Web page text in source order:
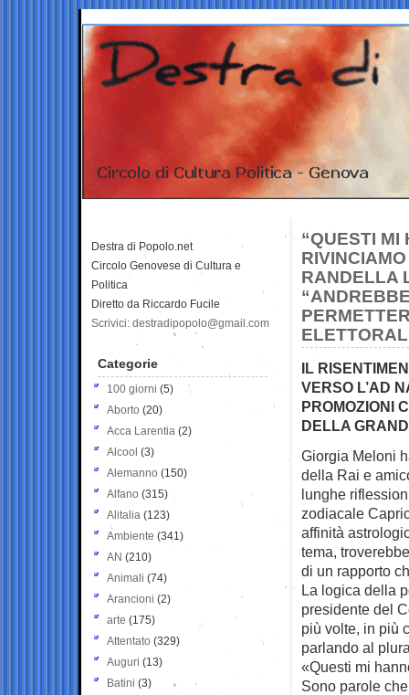
“QUESTI MI
RANDELLA
IL
VERSO L’AD
PROMOZIONI
DELLA
Giorgia Meloni
della Rai e
lunghe
zodiacale
affinità
tema,
di un rapporto
La logica della
presidente del
più volte, in più
parlando al
«Questi mi
Sono parole
Destra di Popolo.net
Circolo Genovese di Cultura e
Politica
Diretto da Riccardo Fucile
Scrivici: destradipopolo@gmail.com
Categorie
100 giorni (5)
Aborto (20)
Acca Larentia (2)
Alcool (3)
Alemanno (150)
Alfano (315)
Alitalia (123)
Ambiente (341)
AN (210)
Animali (74)
Arancioni (2)
arte (175)
Attentato (329)
Auguri (13)
Batini (3)